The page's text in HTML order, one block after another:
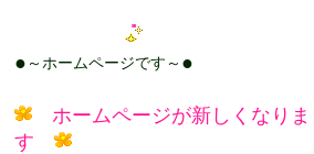
● ～ホームページです～ ●
ホームページが新しくなりま
す